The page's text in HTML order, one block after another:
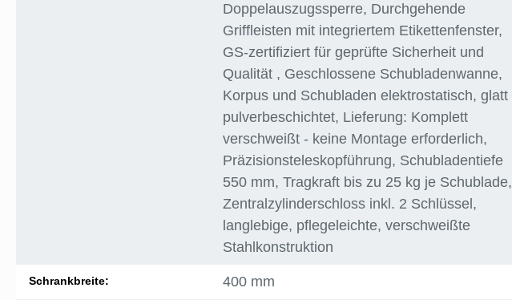
Doppelauszugssperre, Durchgehende
Griffleisten mit integriertem Etikettenfenster,
GS-zertifiziert für geprüfte Sicherheit und
Qualität , Geschlossene Schubladenwanne,
Korpus und Schubladen elektrostatisch, glatt
pulverbeschichtet, Lieferung: Komplett
verschweißt - keine Montage erforderlich,
Präzisionsteleskopführung, Schubladentiefe
550 mm, Tragkraft bis zu 25 kg je Schublade,
Zentralzylinderschloss inkl. 2 Schlüssel ,
langlebige, pflegeleichte, verschweißte
Stahlkonstruktion
Schrankbreite: 400 mm